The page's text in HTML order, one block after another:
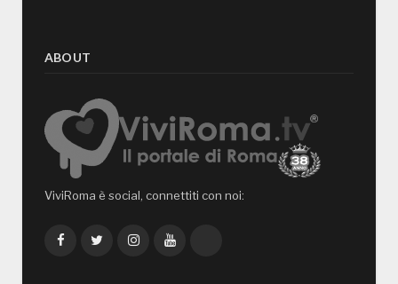
ABOUT
ViviRoma è social, connettiti con noi:
FacebookTwitterInstagramYouTube